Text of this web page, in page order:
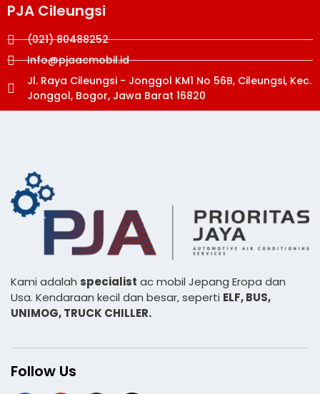
PJA Cileungsi
(021) 80488252
Info@pjaacmobil.id
Jl. Raya Cileungsi - Jonggol KM1 No 56B, Cileungsi, Kec.
Jonggol, Bogor, Jawa Barat 16820
Kami adalah specialist ac mobil Jepang Eropa dan
Usa. Kendaraan kecil dan besar, seperti ELF, BUS,
UNIMOG, TRUCK CHILLER.
Follow Us